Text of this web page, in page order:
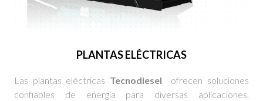
PLANTAS ELÉCTRICAS
Las plantas eléctricas Tecnodiesel
ofrecen soluciones
confiables de energía para diversas aplicaciones.